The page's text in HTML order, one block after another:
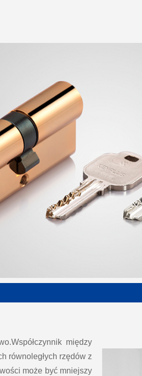
między
równoległych rzędów z
może być mniejszy